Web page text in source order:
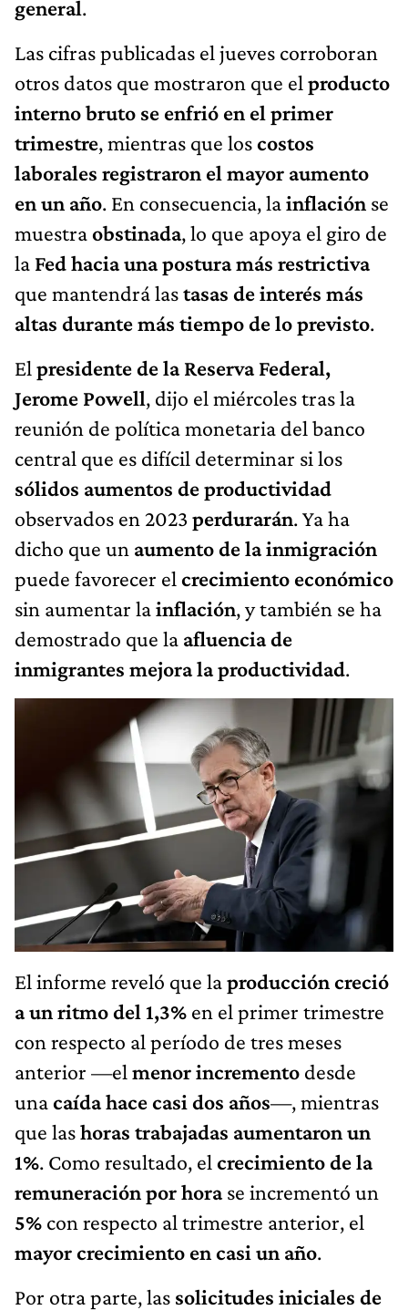
general.
Las cifras publicadas el jueves corroboran
otros datos que mostraron que el producto
interno bruto se enfrió en el primer
trimestre, mientras que loscostos
laborales registraron el mayor aumento
en un año. En consecuencia, lainflación se
muestraobstinada, lo que apoya el giro de
la Fed hacia una postura más restrictiva
que mantendrá lastasas de interés más
altas durante más tiempo de lo previsto.
El presidente de la Reserva Federal,
Jerome Powell, dijo el miércoles tras la
reunión de política monetaria del banco
central que es difícil determinar si los
sólidos aumentos de productividad
observados en 2023 perdurarán. Ya ha
dicho que un aumento de la inmigración
puede favorecer el crecimiento económico
sin aumentar lainflación, y también se ha
demostrado que la afluencia de
inmigrantes mejora la productividad.
El informe reveló que laproducción creció
a un ritmo del 1,3% en el primer trimestre
con respecto al período de tres meses
anterior —el menor incremento desde
unacaída hace casi dos años—, mientras
que lashoras trabajadas aumentaron un
1%. Como resultado, el crecimiento de la
remuneración por horase incrementó un
5% con respecto al trimestre anterior, el
mayor crecimiento en casi un año.
Por otra parte, las solicitudes iniciales de